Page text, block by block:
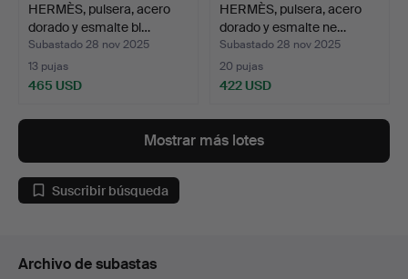
HERMÈS, pulsera, acero
dorado y esmalte bl…
Subastado 28 nov 2025
13 pujas
465 USD
HERMÈS, pulsera, acero
dorado y esmalte ne…
Subastado 28 nov 2025
20 pujas
422 USD
Mostrar más lotes
Suscribir búsqueda
Archivo de subastas